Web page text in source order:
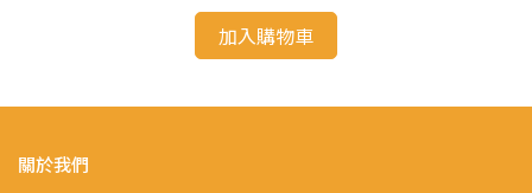
加入購物車
關於我們